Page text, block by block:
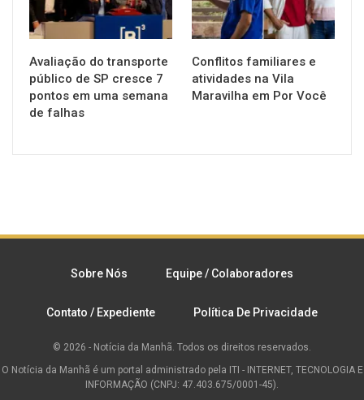
Avaliação do transporte
público de SP cresce 7
pontos em uma semana
de falhas
Conflitos familiares e
atividades na Vila
Maravilha em Por Você
Sobre Nós Equipe / Colaboradores
Contato / Expediente Política De Privacidade
© 2026 - Notícia da Manhã. Todos os direitos reservados.
O Notícia da Manhã é um portal administrado pela ITI - INTERNET, TECNOLOGIA E
INFORMAÇÃO (CNPJ: 47.403.675/0001-45).